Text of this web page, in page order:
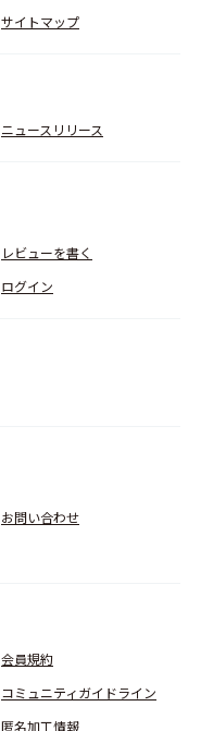
サイトマップ
ニュースリリース
レビューを書く
ログイン
お問い合わせ
会員規約
コミュニティガイドライン
匿名加工情報